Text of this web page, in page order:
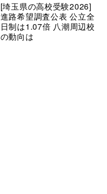
[埼玉県の高校受験2026]
進路希望調査公表 公立全
日制は1.07倍 八潮周辺校
の動向は